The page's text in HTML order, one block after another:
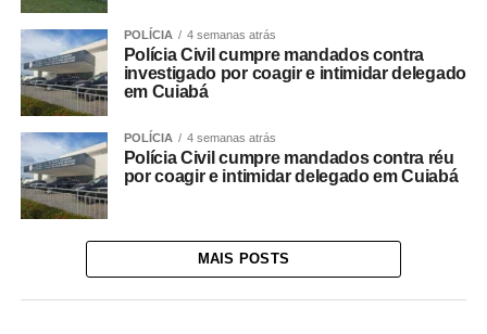
POLÍCIA 4 semanas atrás
Polícia Civil cumpre mandados contra
investigado por coagir e intimidar delegado
em Cuiabá
POLÍCIA 4 semanas atrás
Polícia Civil cumpre mandados contra réu
por coagir e intimidar delegado em Cuiabá
MAIS POSTS